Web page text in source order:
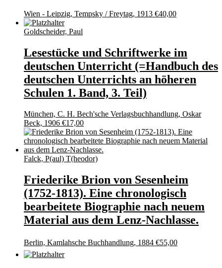
Wien - Leipzig, Tempsky / Freytag, 1913 €40,00
Goldscheider, Paul
Lesestücke und Schriftwerke im
deutschen Unterricht (=Handbuch des
deutschen Unterrichts an höheren
Schulen 1. Band, 3. Teil)
München, C. H. Bech'sche Verlagsbuchhandlung, Oskar
Beck, 1906 €17,00
Falck, P(aul) T(heodor)
Friederike Brion von Sesenheim
(1752-1813). Eine chronologisch
bearbeitete Biographie nach neuem
Material aus dem Lenz-Nachlasse.
Berlin, Kamlahsche Buchhandlung, 1884 €55,00